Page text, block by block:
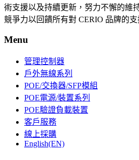
術支援以及持續更新，努力不懈的維
競爭力以回饋所有對 CERIO 品牌的支
Menu
管理控制器
戶外無線系列
POE/交換器/SFP模組
POE電源/裝置系列
POE驗證負載裝置
客戶服務
線上採購
English(EN)